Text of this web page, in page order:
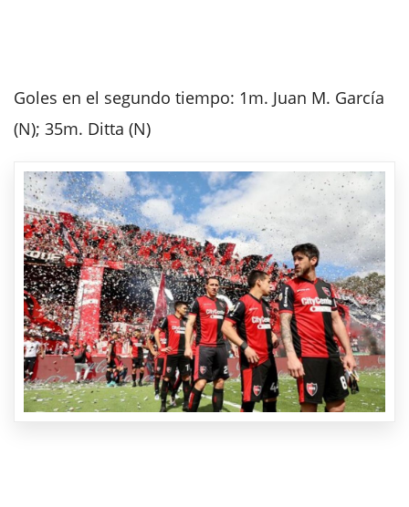
Goles en el segundo tiempo: 1m. Juan M. García
(N); 35m. Ditta (N)